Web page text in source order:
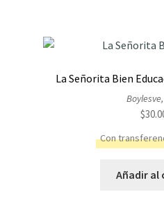
La Señorita Bien
$
Con
Añadir al